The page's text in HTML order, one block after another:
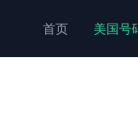
首页 美国号